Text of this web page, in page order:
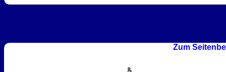
Zum